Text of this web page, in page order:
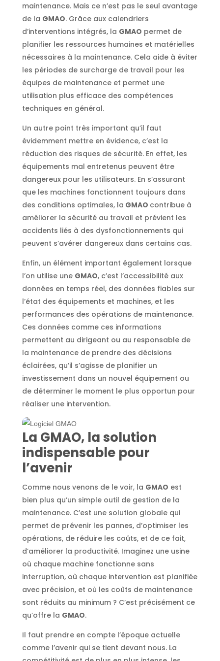
maintenance. Mais ce n’est pas le seul avantage
de la GMAO. Grâce aux calendriers
d’interventions intégrés, la GMAO permet de
planifier les ressources humaines et matérielles
nécessaires à la maintenance. Cela aide à éviter
les périodes de surcharge de travail pour les
équipes de maintenance et permet une
utilisation plus efficace des compétences
techniques en général.
Un autre point très important qu’il faut
évidemment mettre en évidence, c’est la
réduction des risques de sécurité. En effet, les
équipements mal entretenus peuvent être
dangereux pour les utilisateurs. En s’assurant
que les machines fonctionnent toujours dans
des conditions optimales, la GMAO contribue à
améliorer la sécurité au travail et prévient les
accidents liés à des dysfonctionnements qui
peuvent s’avérer dangereux dans certains cas.
Enfin, un élément important également lorsque
l’on utilise une GMAO, c’est l’accessibilité aux
données en temps réel, des données fiables sur
l’état des équipements et machines, et les
performances des opérations de maintenance.
Ces données comme ces informations
permettent au dirigeant ou au responsable de
la maintenance de prendre des décisions
éclairées, qu’il s’agisse de planifier un
investissement dans un nouvel équipement ou
de déterminer le moment le plus opportun pour
réaliser une intervention.
La GMAO, la solution
indispensable pour
l’avenir
Comme nous venons de le voir, la GMAO est
bien plus qu’un simple outil de gestion de la
maintenance. C’est une solution globale qui
permet de prévenir les pannes, d’optimiser les
opérations, de réduire les coûts, et de ce fait,
d’améliorer la productivité. Imaginez une usine
où chaque machine fonctionne sans
interruption, où chaque intervention est planifiée
avec précision, et où les coûts de maintenance
sont réduits au minimum ? C’est précisément ce
qu’offre la GMAO.
Il faut prendre en compte l’époque actuelle
comme l’avenir qui se tient devant nous. La